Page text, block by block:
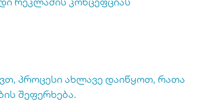
პროცესი ახლავე დაიწყოთ, რათა
შეფერხება.